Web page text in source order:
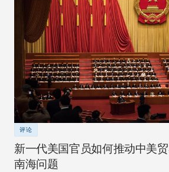
评论
新一代美国官员如何推动中美
南海问题